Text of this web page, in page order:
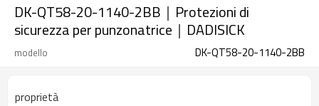
DK-QT58-20-1140-2BB｜Protezioni di
sicurezza per punzonatrice｜DADISICK
modello DK-QT58-20-1140-2BB
proprietà